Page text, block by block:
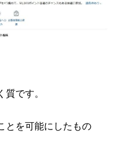
です。
とを可能にしたもの